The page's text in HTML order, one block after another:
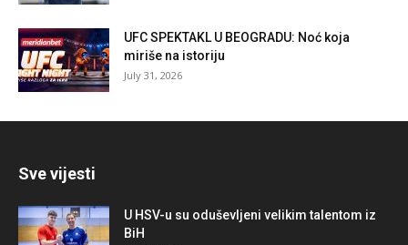
UFC SPEKTAKL U BEOGRADU: Noć koja
miriše na istoriju
July 31, 2026
Sve vijesti
U HSV-u su oduševljeni velikim talentom iz
BiH